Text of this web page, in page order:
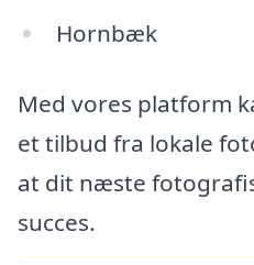
Hornbæk
Med vores platform
et tilbud fra lokale
at dit næste
succes.